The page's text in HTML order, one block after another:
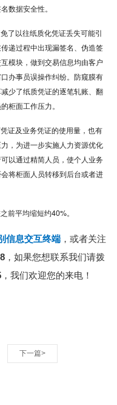
数据安全性。
了以往纸质化凭证丢失可能引
递过程中出现漏签名、伪造签
模块，做到交易信息均由客户
办事员误操作纠纷。防窥膜有
少了纸质凭证的逐笔轧账、翻
柜面工作压力。
证及业务凭证的使用量，也有
，为进一步实施人力资源优化
以通过精简人员，使个人业务
将柜面人员转移到后台或者进
前平均缩短约40%。
信息交互终端，或者关注
，如果您想联系我们请拨
，我们欢迎您的来电！
下一篇>